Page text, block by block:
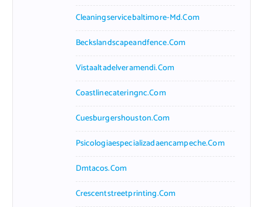
Cleaningservicebaltimore-Md.com
Beckslandscapeandfence.com
Vistaaltadelveramendi.com
Coastlinecateringnc.com
Cuesburgershouston.com
Psicologiaespecializadaencampeche.com
Dmtacos.com
Crescentstreetprinting.com